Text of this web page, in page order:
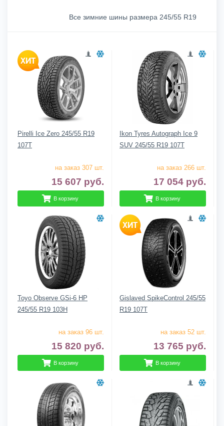
Все зимние шины размера 245/55 R19
Pirelli Ice Zero 245/55 R19
107T
на заказ 307 шт.
15 607 руб.
В корзину
Ikon Tyres Autograph Ice 9
SUV 245/55 R19 107T
на заказ 266 шт.
17 054 руб.
В корзину
Toyo Observe GSi-6 HP
245/55 R19 103H
на заказ 96 шт.
15 820 руб.
В корзину
Gislaved SpikeControl 245/55
R19 107T
на заказ 52 шт.
13 765 руб.
В корзину